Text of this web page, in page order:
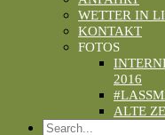
WETTER IN
KONTAKT
FOTOS
2016
ALTE
Search